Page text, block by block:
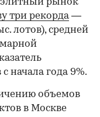
элитный рынок
три рекорда—
лотов), средней
начала года 9%.
объемов
в Москве